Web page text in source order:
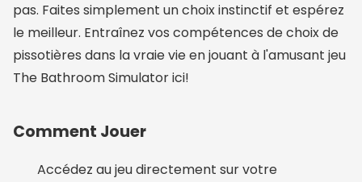
pas. Faites simplement un choix instinctif et espérez
le meilleur. Entraînez vos compétences de choix de
pissotières dans la vraie vie en jouant à l'amusant jeu
The Bathroom Simulator ici!
Comment Jouer
Accédez au jeu directement sur votre